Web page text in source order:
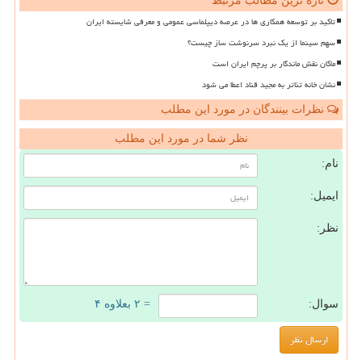
تاکید بر توسعه همکاری ها در عرصه دیپلماسی عمومی و معرفی شایسته ایران
سهم سینما از یک نبرد سرنوشت ساز چیست؟
ماکان نقش ماندگار بر پرچم ایران است
نشان خانه تئاتر به مجید قناد اعطا می شود
نظرات بینندگان در مورد این مطلب
نظر شما در مورد این مطلب
نام:
ایمیل:
نظر:
سوال: = ۲ بعلاوه ۴